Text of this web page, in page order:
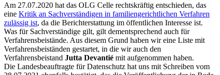
Am 27.07.2020 hat das OLG Celle rechtskräftig entschieden, das
eine Kritik an Sachverständigen in familiengerichtlichen Verfahren
zulässig ist, da die Berichterstattung im öffentlichen Interesse ist.
Was für Sachverständige gilt, gilt dementsprechend auch für
Verfahrensbeistände. Aus diesem Grund haben wir eine Liste mit
Verfahrensbeiständen gestartet, in die wir auch den
Verfahrensbeistand Jutta Devantié mit aufgenommen haben.
Die Landesbeauftragte für Datenschutz hat uns mit Schreiben vom